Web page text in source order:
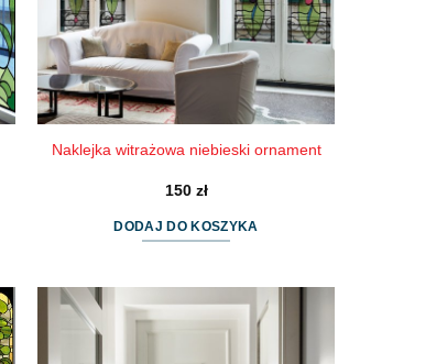
Naklejka witrażowa niebieski ornament
150 zł
DODAJ DO KOSZYKA